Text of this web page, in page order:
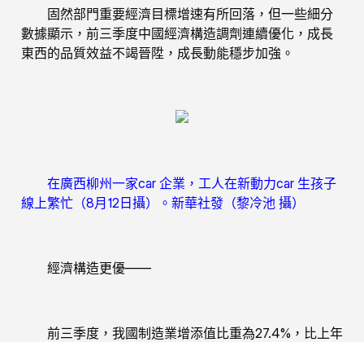
固然部門重要經濟目標增速有所回落，但一些細分
數據顯示，前三季度中國經濟構造調劑連續優化，成長
東西的品質效益不竭晉陞，成長動能穩步加強。
在廣西柳州一家car 企業，工人在新動力car 生孩子
線上繁忙（8月12日攝）。新華社發（黎冷池 攝）
經濟構造更優——
前三季度，我國制造業增添值比重為27.4%，比上年